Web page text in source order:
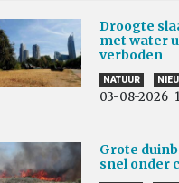
Droogte
met water
verboden
NATUUR
03-08-2026
Grote
snel onder